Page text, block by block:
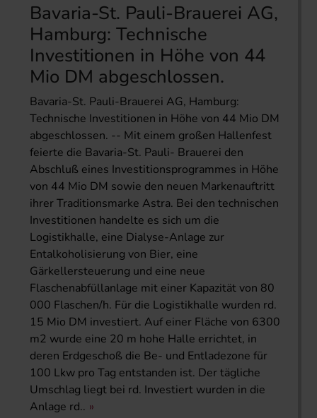
Bavaria-St. Pauli-Brauerei AG,
Hamburg: Technische
Investitionen in Höhe von 44
Mio DM abgeschlossen.
Bavaria-St. Pauli-Brauerei AG, Hamburg:
Technische Investitionen in Höhe von 44 Mio DM
abgeschlossen. -- Mit einem großen Hallenfest
feierte die Bavaria-St. Pauli- Brauerei den
Abschluß eines Investitionsprogrammes in Höhe
von 44 Mio DM sowie den neuen Markenauftritt
ihrer Traditionsmarke Astra. Bei den technischen
Investitionen handelte es sich um die
Logistikhalle, eine Dialyse-Anlage zur
Entalkoholisierung von Bier, eine
Gärkellersteuerung und eine neue
Flaschenabfüllanlage mit einer Kapazität von 80
000 Flaschen/h. Für die Logistikhalle wurden rd.
15 Mio DM investiert. Auf einer Fläche von 6300
m2 wurde eine 20 m hohe Halle errichtet, in
deren Erdgeschoß die Be- und Entladezone für
100 Lkw pro Tag entstanden ist. Der tägliche
Umschlag liegt bei rd. Investiert wurden in die
Anlage rd..